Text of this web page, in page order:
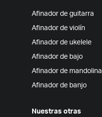
Afinador de guitarra
Afinador de violín
Afinador de ukelele
Afinador de bajo
Afinador de mandolina
Afinador de banjo
Nuestras otras